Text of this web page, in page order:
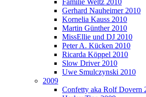
Familie Weltz 2010
Gerhard Nauheimer 2010
Kornelia Kauss 2010
Martin Günther 2010
MissEllie und DJ 2010
Peter A. Kücken 2010
Ricarda Köppel 2010
Slow Driver 2010
Uwe Smulczynski 2010
2009
Confetty aka Rolf Dovern